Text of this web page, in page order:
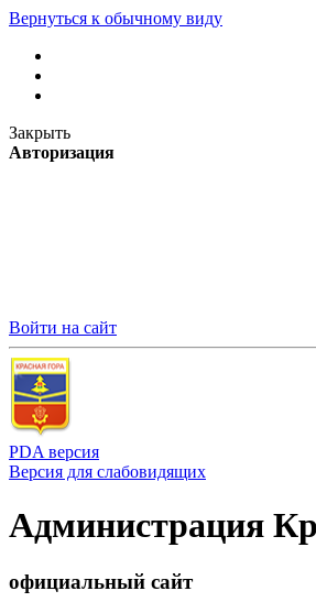
Вернуться к обычному виду
Закрыть
Авторизация
Войти на сайт
PDA версия
Версия для слабовидящих
Администрация
официальный сайт